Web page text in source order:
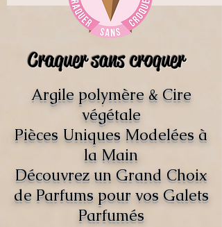
Craquer sans croquer
Argile polymère & Cire
végétale
Pièces Uniques Modelées à
la Main
Découvrez un Grand Choix
de Parfums pour vos Galets
Parfumés